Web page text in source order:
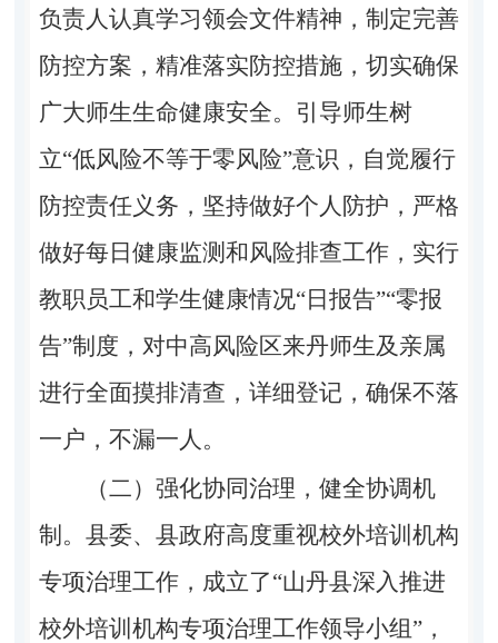
负责人认真学习领会文件精神，制定完善
防控方案，精准落实防控措施，切实确保
广大师生生命健康安全。引导师生树
立“低风险不等于零风险”意识，自觉履行
防控责任义务，坚持做好个人防护，严格
做好每日健康监测和风险排查工作，实行
教职员工和学生健康情况“日报告”“零报
告”制度，对中高风险区来丹师生及亲属
进行全面摸排清查，详细登记，确保不落
一户，不漏一人。
（二）强化协同治理，健全协调机
制。 县委、县政府高度重视校外培训机构
专项治理工作，成立了“山丹县深入推进
校外培训机构专项治理工作领导小组”，